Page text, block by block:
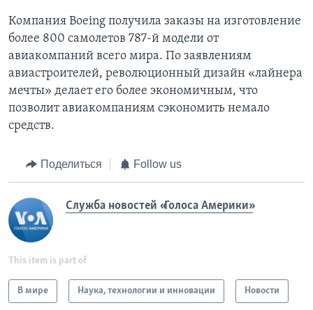
Компания Boeing получила заказы на изготовление
более 800 самолетов 787-й модели от
авиакомпаний всего мира. По заявлениям
авиастроителей, революционный дизайн «лайнера
мечты» делает его более экономичным, что
позволит авиакомпаниям сэкономить немало
средств.
Поделиться Follow us
Служба новостей «Голоса Америки»
This item is part of
В мире Наука, технологии и инновации Новости